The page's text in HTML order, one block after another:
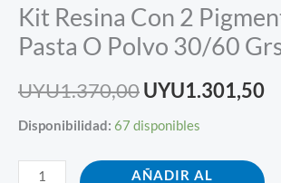
Kit Resina Con 2
Pasta O Polvo 30/60
UYU1.370,00UYU1.301,50
Disponibilidad: 67 disponibles
AÑADIR AL